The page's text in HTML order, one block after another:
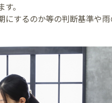
。
するのか等の判断基準や